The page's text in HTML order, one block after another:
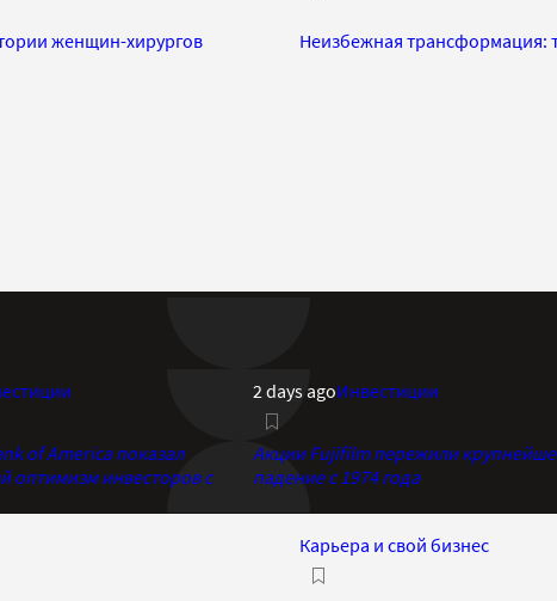
женщин-хирургов Неизбежная трансформация:
of America показал
оптимизм инвесторов с
2 days agoИнвестиции
Акции Fujifilm пережили
падение с 1974 года
Карьера и свой бизнес